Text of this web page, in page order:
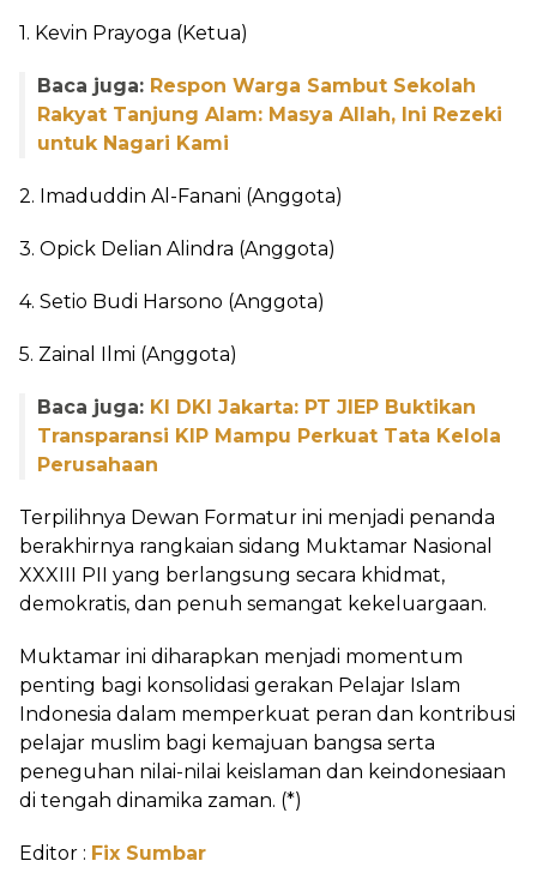
1. Kevin Prayoga (Ketua)
Baca juga: Respon Warga Sambut Sekolah
Rakyat Tanjung Alam: Masya Allah, Ini Rezeki
untuk Nagari Kami
2. Imaduddin Al-Fanani (Anggota)
3. Opick Delian Alindra (Anggota)
4. Setio Budi Harsono (Anggota)
5. Zainal Ilmi (Anggota)
Baca juga: KI DKI Jakarta: PT JIEP Buktikan
Transparansi KIP Mampu Perkuat Tata Kelola
Perusahaan
Terpilihnya Dewan Formatur ini menjadi penanda
berakhirnya rangkaian sidang Muktamar Nasional
XXXIII PII yang berlangsung secara khidmat,
demokratis, dan penuh semangat kekeluargaan.
Muktamar ini diharapkan menjadi momentum
penting bagi konsolidasi gerakan Pelajar Islam
Indonesia dalam memperkuat peran dan kontribusi
pelajar muslim bagi kemajuan bangsa serta
peneguhan nilai-nilai keislaman dan keindonesiaan
di tengah dinamika zaman. (*)
Editor : Fix Sumbar